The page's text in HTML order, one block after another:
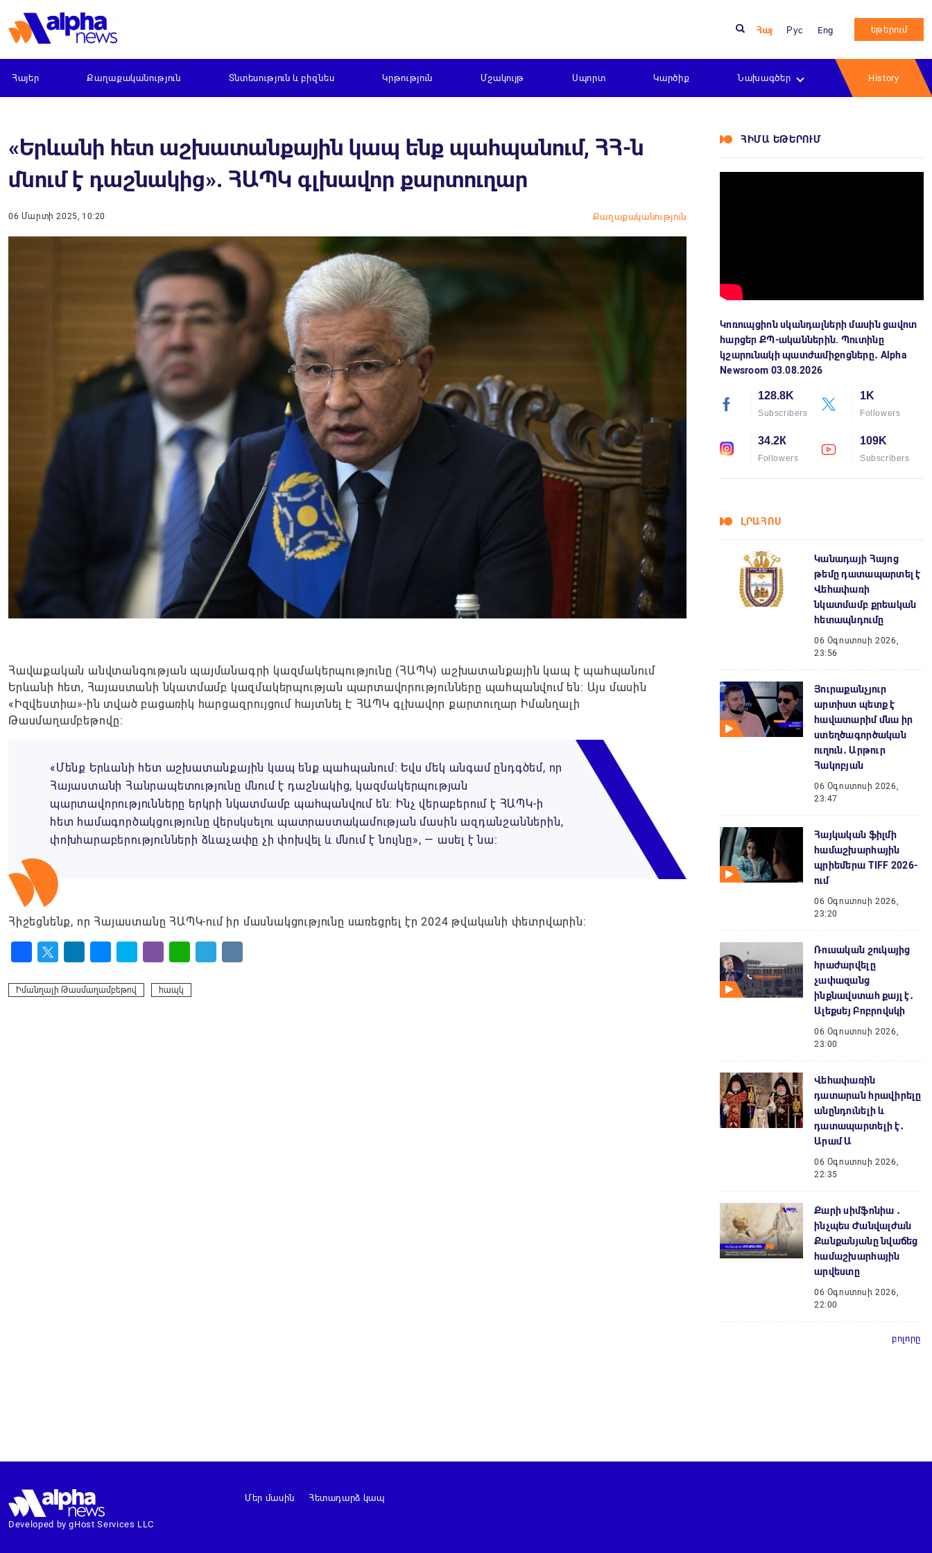
Հայ Рус Eng եթերում
Հայեր Քաղաքականություն Տնտեսություն և բիզնես Կրթություն Մշակույթ Սպորտ Կարծիք Նախագծեր History
«Երևանի հետ աշխատանքային կապ ենք պահպանում, ՀՀ-ն
մնում է դաշնակից». ՀԱՊԿ գլխավոր քարտուղար
06 Մարտի 2025, 10:20 Քաղաքականություն
Հավաքական անվտանգության պայմանագրի կազմակերպությունը (ՀԱՊԿ) աշխատանքային կապ է պահպանում
Երևանի հետ, Հայաստանի նկատմամբ կազմակերպության պարտավորությունները պահպանվում են: Այս մասին
«Իզվեստիա»-ին տված բացառիկ հարցազրույցում հայտնել Է ՀԱՊԿ գլխավոր քարտուղար Իմանղալի
Թասմաղամբեթովը։
«Մենք Երևանի հետ աշխատանքային կապ ենք պահպանում։ Եվս մեկ անգամ ընդգծեմ, որ
Հայաստանի Հանրապետությունը մնում է դաշնակից, կազմակերպության
պարտավորությունները երկրի նկատմամբ պահպանվում են։ Ինչ վերաբերում է ՀԱՊԿ-ի
հետ համագործակցությունը վերսկսելու պատրաստակամության մասին ազդանշաններին,
փոխհարաբերությունների ձևաչափը չի փոխվել և մնում է նույնը», — ասել է նա։
Հիշեցնենք, որ Հայաստանը ՀԱՊԿ-ում իր մասնակցությունը սառեցրել էր 2024 թվականի փետրվարին։
Իմանղալի Թասմաղամբեթով հապկ
ՀԻՄԱ ԵԹԵՐՈՒՄ
Կոռուպցիոն սկանդալների մասին ցավոտ
հարցեր ՔՊ-ականներին. Պուտինը
կշարունակի պատժամիջոցները․ Alpha
Newsroom 03.08.2026
128.8K
Subscribers
1K
Followers
34.2К
Followers
109K
Subscribers
ԼՐԱՀՈՍ
Կանադայի Հայոց
թեմը դատապարտել է
Վեհափառի
նկատմամբ քրեական
հետապնդումը
06 Օգոստոսի 2026,
23:56
Յուրաքանչյուր
արտիստ պետք է
հավատարիմ մնա իր
ստեղծագործական
ուղուն․ Արթուր
Հակոբյան
06 Օգոստոսի 2026,
23:47
Հայկական ֆիլմի
համաշխարհային
պրիեմերա TIFF 2026-
ում
06 Օգոստոսի 2026,
23:20
Ռուսական շուկայից
հրաժարվելը
չափազանց
ինքնավստահ քայլ է․
Ալեքսեյ Բոբրովսկի
06 Օգոստոսի 2026,
23:00
Վեհափառին
դատարան հրավիրելը
անընդունելի և
դատապարտելի է․
Արամ Ա
06 Օգոստոսի 2026,
22:35
Քարի սիմֆոնիա ․
ինչպես Ժանվալժան
Քանքանյանը նվաճեց
համաշխարհային
արվեստը
06 Օգոստոսի 2026,
22:00
բոլորը
Developed by gHost Services LLC
Մեր մասին Հետադարձ կապ